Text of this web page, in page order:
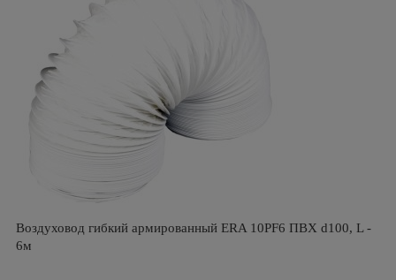
Воздуховод гибкий армированный ERA 10PF6 ПВХ d100, L -
6м